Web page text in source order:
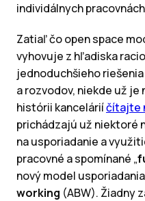
individálnych
Zatiaľ čo open space
vyhovuje z hľadiska
jednoduchšieho
a rozvodov, niekde už
histórii kanceláriíčítajte
prichádzajú už niektoré
na usporiadanie a
pracovné a spomínané „
nový model
working (ABW). Žiadny